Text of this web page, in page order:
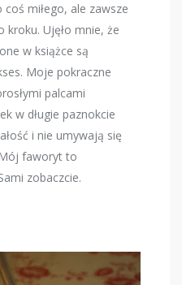
miłego, ale zawsze
kroku. Ujęło mnie, że
w książce są
Moje pokraczne
palcami
w długie paznokcie
i nie umywają się
faworyt to
zobaczcie.